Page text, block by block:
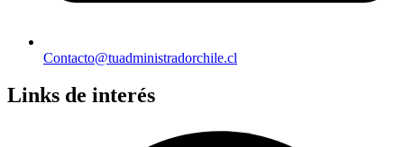
Contacto@tuadministradorchile.cl
Links de interés